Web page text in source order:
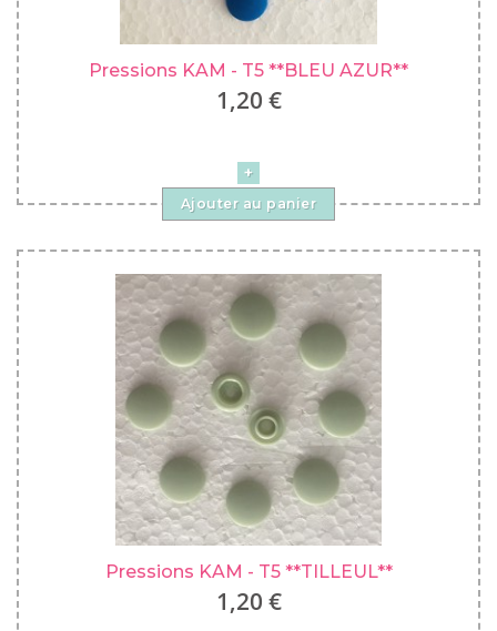
Pressions KAM - T5 **BLEU AZUR**
1,20 €
Ajouter au panier
Pressions KAM - T5 **TILLEUL**
1,20 €